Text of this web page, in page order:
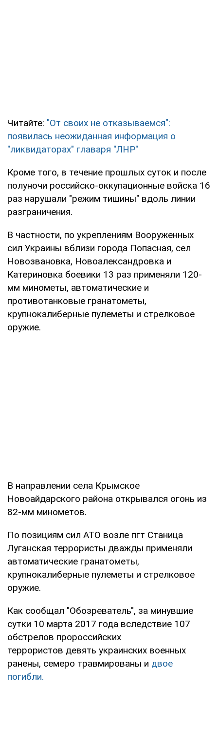
Читайте: "От своих не отказываемся":
появилась неожиданная информация о
"ликвидаторах" главаря "ЛНР"
Кроме того, в течение прошлых суток и после
полуночи российско-оккупационные войска 16
раз нарушали "режим тишины" вдоль линии
разграничения.
В частности, по укреплениям Вооруженных
сил Украины вблизи города Попасная, сел
Новозвановка, Новоалександровка и
Катериновка боевики 13 раз применяли 120-
мм минометы, автоматические и
противотанковые гранатометы,
крупнокалиберные пулеметы и стрелковое
оружие.
В направлении села Крымское
Новоайдарского района открывался огонь из
82-мм минометов.
По позициям сил АТО возле пгт Станица
Луганская террористы дважды применяли
автоматические гранатометы,
крупнокалиберные пулеметы и стрелковое
оружие.
Как сообщал "Обозреватель", за минувшие
сутки 10 марта 2017 года вследствие 107
обстрелов пророссийских
террористов девять украинских военных
ранены, семеро травмированы и двое
погибли.